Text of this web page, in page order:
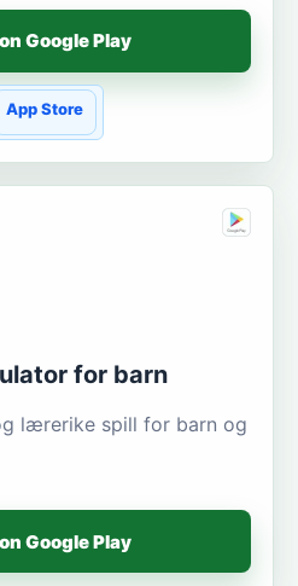
Google Play
App Store
for barn
lærerike spill for barn og
Google Play